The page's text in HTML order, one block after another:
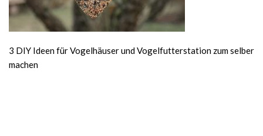
3 DIY Ideen für Vogelhäuser und Vogelfutterstation zum selber
machen